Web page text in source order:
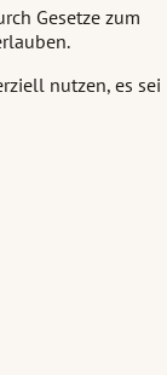
Gesetze zum
nutzen, es sei